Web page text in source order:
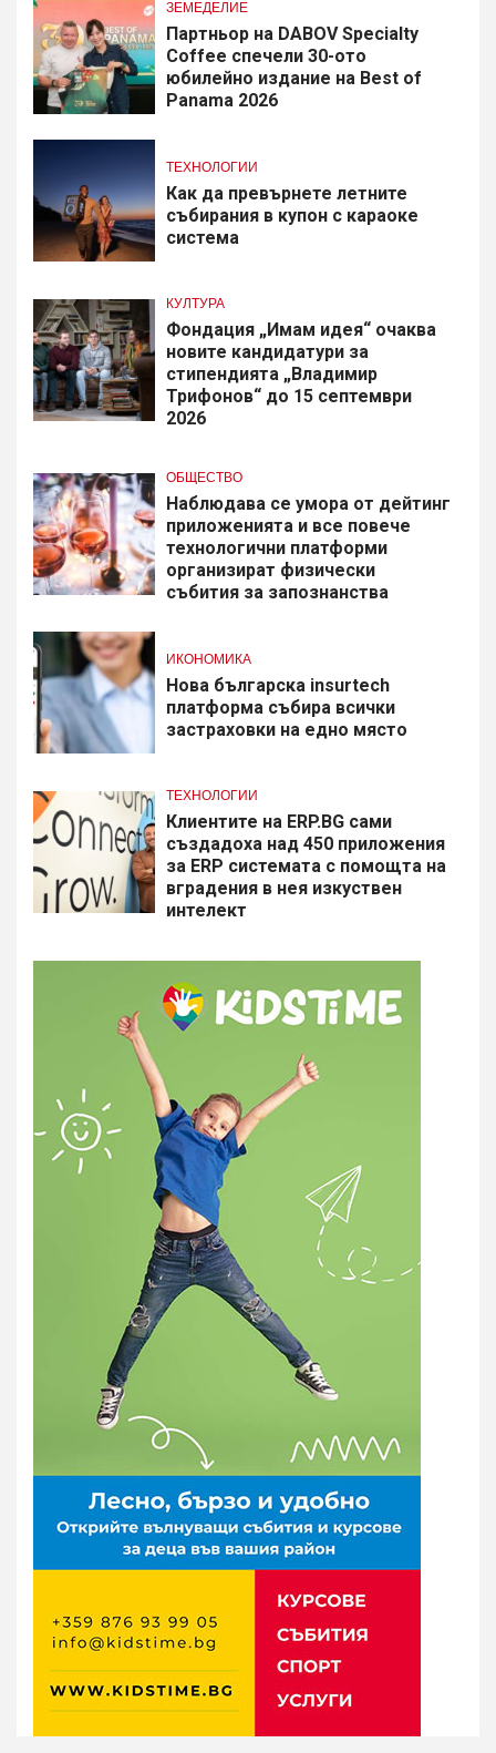
ЗЕМЕДЕЛИЕ
Партньор на DABOV Specialty
Coffee спечели 30-ото
юбилейно издание на Best of
Panama 2026
ТЕХНОЛОГИИ
Как да превърнете летните
събирания в купон с караоке
система
КУЛТУРА
Фондация „Имам идея“ очаква
новите кандидатури за
стипендията „Владимир
Трифонов“ до 15 септември
2026
ОБЩЕСТВО
Наблюдава се умора от дейтинг
приложенията и все повече
технологични платформи
организират физически
събития за запознанства
ИКОНОМИКА
Нова българска insurtech
платформа събира всички
застраховки на едно място
ТЕХНОЛОГИИ
Клиентите на ERP.BG сами
създадоха над 450 приложения
за ERP системата с помощта на
вградения в нея изкуствен
интелект